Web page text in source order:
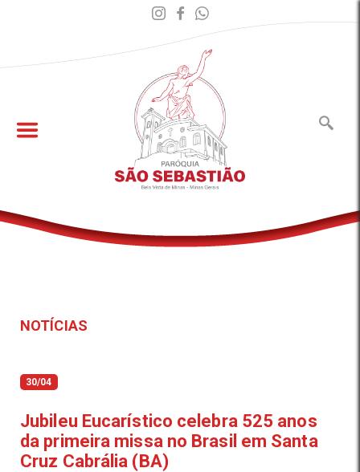
NOTÍCIAS
30/04
Jubileu Eucarístico celebra 525 anos
da primeira missa no Brasil em Santa
Cruz Cabrália (BA)